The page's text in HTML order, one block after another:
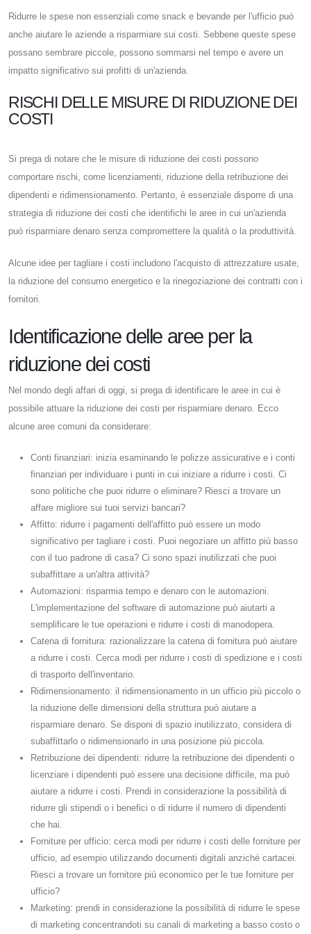
Ridurre le spese non essenziali come snack e bevande per l'ufficio può
anche aiutare le aziende a risparmiare sui costi. Sebbene queste spese
possano sembrare piccole, possono sommarsi nel tempo e avere un
impatto significativo sui profitti di un'azienda.
RISCHI DELLE MISURE DI RIDUZIONE DEI
COSTI
Si prega di notare che le misure di riduzione dei costi possono
comportare rischi, come licenziamenti, riduzione della retribuzione dei
dipendenti e ridimensionamento. Pertanto, è essenziale disporre di una
strategia di riduzione dei costi che identifichi le aree in cui un'azienda
può risparmiare denaro senza compromettere la qualità o la produttività.
Alcune idee per tagliare i costi includono l'acquisto di attrezzature usate,
la riduzione del consumo energetico e la rinegoziazione dei contratti con i
fornitori.
Identificazione delle aree per la
riduzione dei costi
Nel mondo degli affari di oggi, si prega di identificare le aree in cui è
possibile attuare la riduzione dei costi per risparmiare denaro. Ecco
alcune aree comuni da considerare:
Conti finanziari: inizia esaminando le polizze assicurative e i conti
finanziari per individuare i punti in cui iniziare a ridurre i costi. Ci
sono politiche che puoi ridurre o eliminare? Riesci a trovare un
affare migliore sui tuoi servizi bancari?
Affitto: ridurre i pagamenti dell'affitto può essere un modo
significativo per tagliare i costi. Puoi negoziare un affitto più basso
con il tuo padrone di casa? Ci sono spazi inutilizzati che puoi
subaffittare a un'altra attività?
Automazioni: risparmia tempo e denaro con le automazioni.
L'implementazione del software di automazione può aiutarti a
semplificare le tue operazioni e ridurre i costi di manodopera.
Catena di fornitura: razionalizzare la catena di fornitura può aiutare
a ridurre i costi. Cerca modi per ridurre i costi di spedizione e i costi
di trasporto dell'inventario.
Ridimensionamento: il ridimensionamento in un ufficio più piccolo o
la riduzione delle dimensioni della struttura può aiutare a
risparmiare denaro. Se disponi di spazio inutilizzato, considera di
subaffittarlo o ridimensionarlo in una posizione più piccola.
Retribuzione dei dipendenti: ridurre la retribuzione dei dipendenti o
licenziare i dipendenti può essere una decisione difficile, ma può
aiutare a ridurre i costi. Prendi in considerazione la possibilità di
ridurre gli stipendi o i benefici o di ridurre il numero di dipendenti
che hai.
Forniture per ufficio: cerca modi per ridurre i costi delle forniture per
ufficio, ad esempio utilizzando documenti digitali anziché cartacei.
Riesci a trovare un fornitore più economico per le tue forniture per
ufficio?
Marketing: prendi in considerazione la possibilità di ridurre le spese
di marketing concentrandoti su canali di marketing a basso costo o